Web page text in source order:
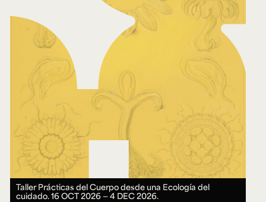
Taller Prácticas del Cuerpo desde una Ecología del
cuidado.16 OCT 2026 ― 4 DEC 2026.